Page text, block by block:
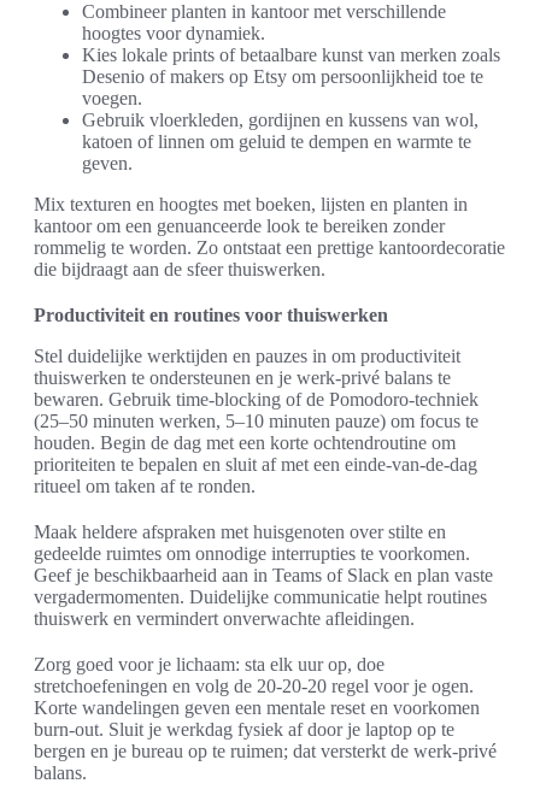
Combineer planten in kantoor met verschillende
hoogtes voor dynamiek.
Kies lokale prints of betaalbare kunst van merken zoals
Desenio of makers op Etsy om persoonlijkheid toe te
voegen.
Gebruik vloerkleden, gordijnen en kussens van wol,
katoen of linnen om geluid te dempen en warmte te
geven.
Mix texturen en hoogtes met boeken, lijsten en planten in
kantoor om een genuanceerde look te bereiken zonder
rommelig te worden. Zo ontstaat een prettige kantoordecoratie
die bijdraagt aan de sfeer thuiswerken.
Productiviteit en routines voor thuiswerken
Stel duidelijke werktijden en pauzes in om productiviteit
thuiswerken te ondersteunen en je werk-privé balans te
bewaren. Gebruik time-blocking of de Pomodoro-techniek
(25–50 minuten werken, 5–10 minuten pauze) om focus te
houden. Begin de dag met een korte ochtendroutine om
prioriteiten te bepalen en sluit af met een einde-van-de-dag
ritueel om taken af te ronden.
Maak heldere afspraken met huisgenoten over stilte en
gedeelde ruimtes om onnodige interrupties te voorkomen.
Geef je beschikbaarheid aan in Teams of Slack en plan vaste
vergadermomenten. Duidelijke communicatie helpt routines
thuiswerk en vermindert onverwachte afleidingen.
Zorg goed voor je lichaam: sta elk uur op, doe
stretchoefeningen en volg de 20-20-20 regel voor je ogen.
Korte wandelingen geven een mentale reset en voorkomen
burn-out. Sluit je werkdag fysiek af door je laptop op te
bergen en je bureau op te ruimen; dat versterkt de werk-privé
balans.